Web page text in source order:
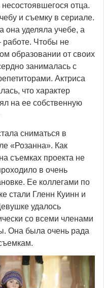
отца.
и съемку в сериале.
она уделяла учебе, а
работе. Чтобы не
образовании от своих
занималась с
Актриса
что характер
на ее собственную
сниматься в
«Розанна». Как
съемках проекта не
в очень
Ее коллегами по
стали Гленн Куинн и
удалось
со всеми членами
Она была очень рада